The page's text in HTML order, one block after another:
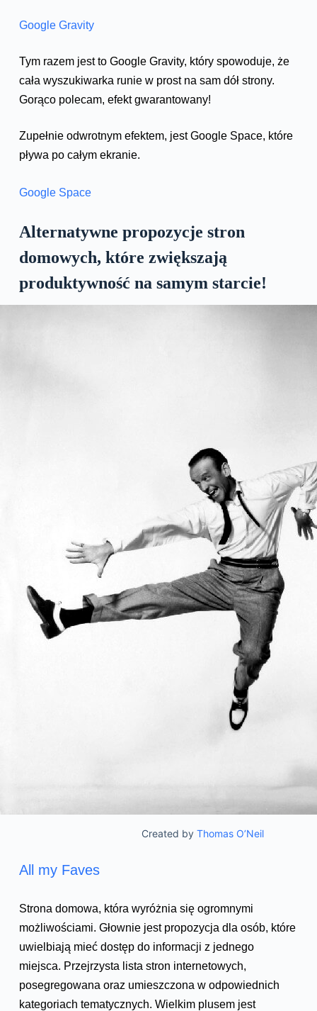
Google Gravity
Tym razem jest to Google Gravity, który spowoduje, że
cała wyszukiwarka runie w prost na sam dół strony.
Gorąco polecam, efekt gwarantowany!
Zupełnie odwrotnym efektem, jest Google Space, które
pływa po całym ekranie.
Google Space
Alternatywne propozycje stron
domowych, które zwiększają
produktywność na samym starcie!
Created by Thomas O’Neil
All my Faves
Strona domowa, która wyróżnia się ogromnymi
możliwościami. Głownie jest propozycja dla osób, które
uwielbiają mieć dostęp do informacji z jednego
miejsca. Przejrzysta lista stron internetowych,
posegregowana oraz umieszczona w odpowiednich
kategoriach tematycznych. Wielkim plusem jest